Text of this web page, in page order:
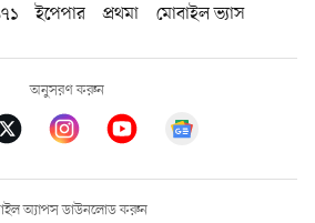
ইপেপার প্রথমা মোবাইল ভ্যাস
অনুসরণ করুন
অ্যাপস ডাউনলোড করুন